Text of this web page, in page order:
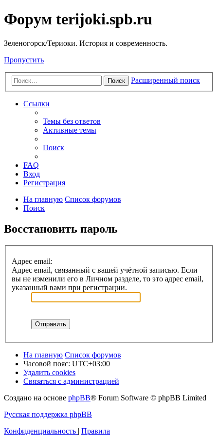
Форум terijoki.spb.ru
Зеленогорск/Териоки. История и современность.
Пропустить
Поиск Расширенный поиск
Ссылки
Темы без ответов
Активные темы
Поиск
FAQ
Вход
Регистрация
На главную Список форумов
Поиск
Восстановить пароль
Адрес email:
Адрес email, связанный с вашей учётной записью. Если
вы не изменили его в Личном разделе, то это адрес email,
указанный вами при регистрации.
На главную Список форумов
Часовой пояс: UTC+03:00
Удалить cookies
Связаться с администрацией
Создано на основе phpBB® Forum Software © phpBB Limited
Русская поддержка phpBB
Конфиденциальность | Правила